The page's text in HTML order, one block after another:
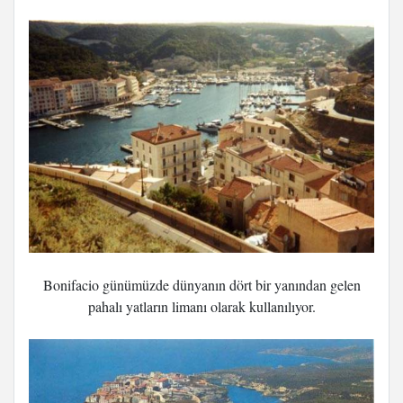
Bonifacio günümüzde dünyanın dört bir yanından gelen
pahalı yatların limanı olarak kullanılıyor.